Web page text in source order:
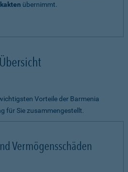
übernimmt.
Vorteile der Barmenia
für Sie zusammengestellt.
Vermögensschäden